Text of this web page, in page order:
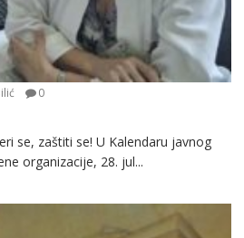
0
se, zaštiti se! U Kalendaru javnog
organizacije, 28. jul...